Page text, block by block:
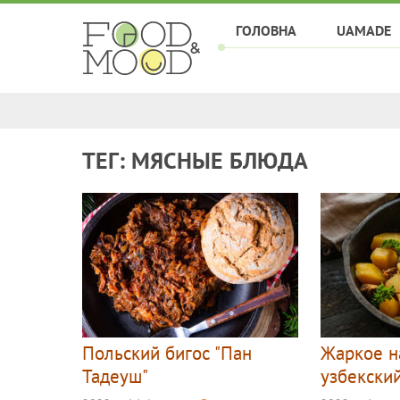
ГОЛОВНА UAMADE
ТЕГ: МЯСНЫЕ БЛЮДА
Польский бигос "Пан
Тадеуш"
Жаркое